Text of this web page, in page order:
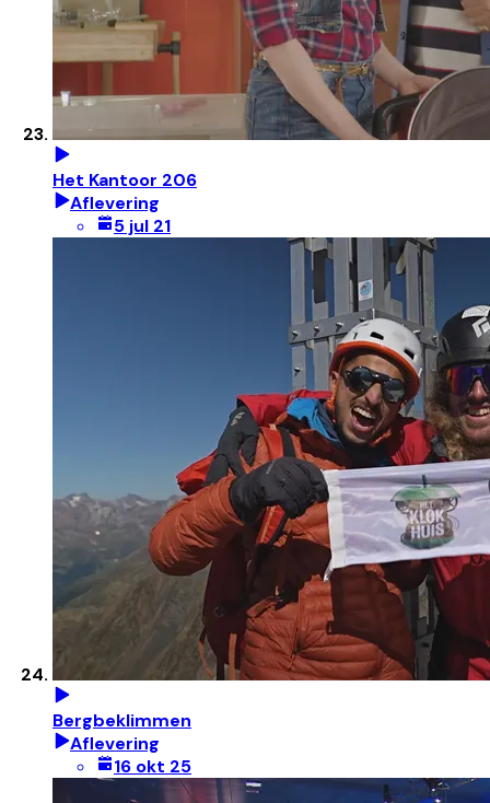
Het Kantoor 206
Aflevering
5 jul 21
Bergbeklimmen
Aflevering
16 okt 25